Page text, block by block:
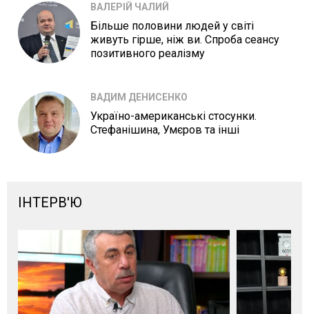
ВАЛЕРІЙ ЧАЛИЙ
Більше половини людей у світі
живуть гірше, ніж ви. Спроба сеансу
позитивного реалізму
ВАДИМ ДЕНИСЕНКО
Україно-американські стосунки.
Стефанішина, Умєров та інші
ІНТЕРВ'Ю